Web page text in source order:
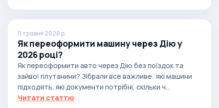
11 травня 2026 р.
Як переоформити машину через Дію у
2026 році?
Як переоформити авто через Дію без поїздок та
зайвої плутанини? Зібрали все важливе: які машини
підходять, які документи потрібні, скільки ч...
Читати статтю